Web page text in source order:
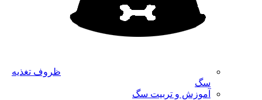
ظروف تغذیه
سگ
آموزش و تربیت سگ